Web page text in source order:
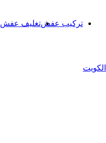
تركيب عفشتغليف عفش